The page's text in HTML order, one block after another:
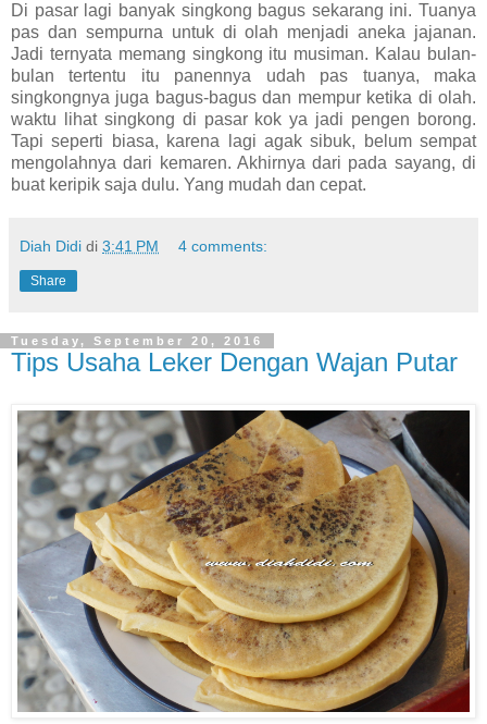
Di pasar lagi banyak singkong bagus sekarang ini. Tuanya
pas dan sempurna untuk di olah menjadi aneka jajanan.
Jadi ternyata memang singkong itu musiman. Kalau bulan-
bulan tertentu itu panennya udah pas tuanya, maka
singkongnya juga bagus-bagus dan mempur ketika di olah.
waktu lihat singkong di pasar kok ya jadi pengen borong.
Tapi seperti biasa, karena lagi agak sibuk, belum sempat
mengolahnya dari kemaren. Akhirnya dari pada sayang, di
buat keripik saja dulu. Yang mudah dan cepat.
Diah Didi di 3:41 PM 4 comments:
Share
Tuesday, September 20, 2016
Tips Usaha Leker Dengan Wajan Putar